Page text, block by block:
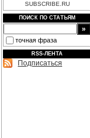
SUBSCRIBE.RU
ПОИСК ПО СТАТЬЯМ
точная фраза
RSS-ЛЕНТА
Подписаться